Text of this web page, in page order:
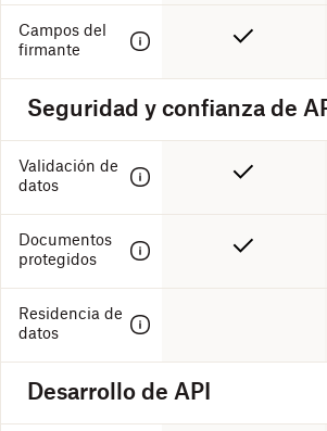
Campos del
firmante
Seguridad y confianza de
Validación de
datos
Documentos
protegidos
Residencia de
datos
Desarrollo de API